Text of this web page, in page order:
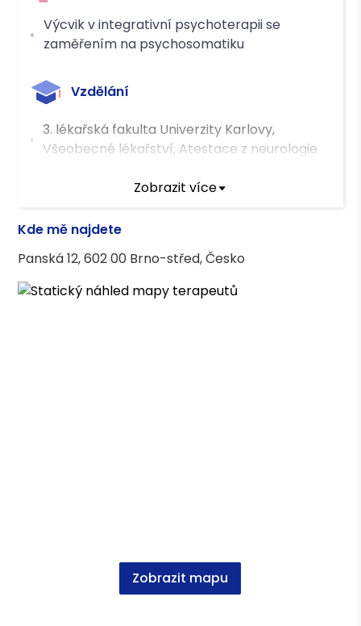
Výcvik v integrativní psychoterapii se
zaměřením na psychosomatiku
Vzdělání
3. lékařská fakulta Univerzity Karlovy,
Všeobecné lékařství, Atestace z neurologie
Zobrazit více
Kde mě najdete
Panská 12, 602 00 Brno-střed, Česko
Zobrazit mapu